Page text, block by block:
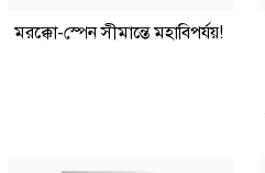
মরক্কো-স্পেন সীমান্তে মহাবিপর্যয়!